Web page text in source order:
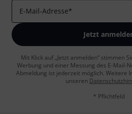
E-Mail-Adresse*
Jetzt
Mit Klick auf „Jetzt anmelden“ stimmen
Werbung und einer Messung des E-Mail-
Abmeldung ist jederzeit möglich. Weitere
unseren
* Pflichtfeld